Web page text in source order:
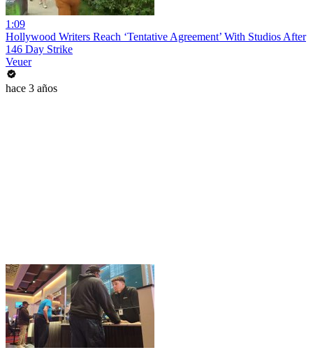
1:09
Hollywood Writers Reach ‘Tentative Agreement’ With Studios After
146 Day Strike
Veuer
hace 3 años